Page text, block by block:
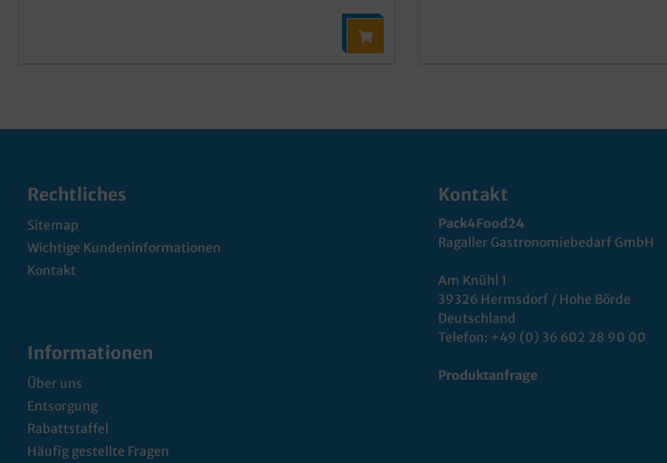
Rechtliches
Sitemap
Wichtige Kundeninformationen
Kontakt
Informationen
Über uns
Entsorgung
Rabattstaffel
Häufig gestellte Fragen
Kontakt
Pack4Food24
Ragaller Gastronomiebedarf GmbH
Am Knühl 1
39326 Hermsdorf / Hohe Börde
Deutschland
Telefon: +49 (0) 36 602 28 90 00
Produktanfrage